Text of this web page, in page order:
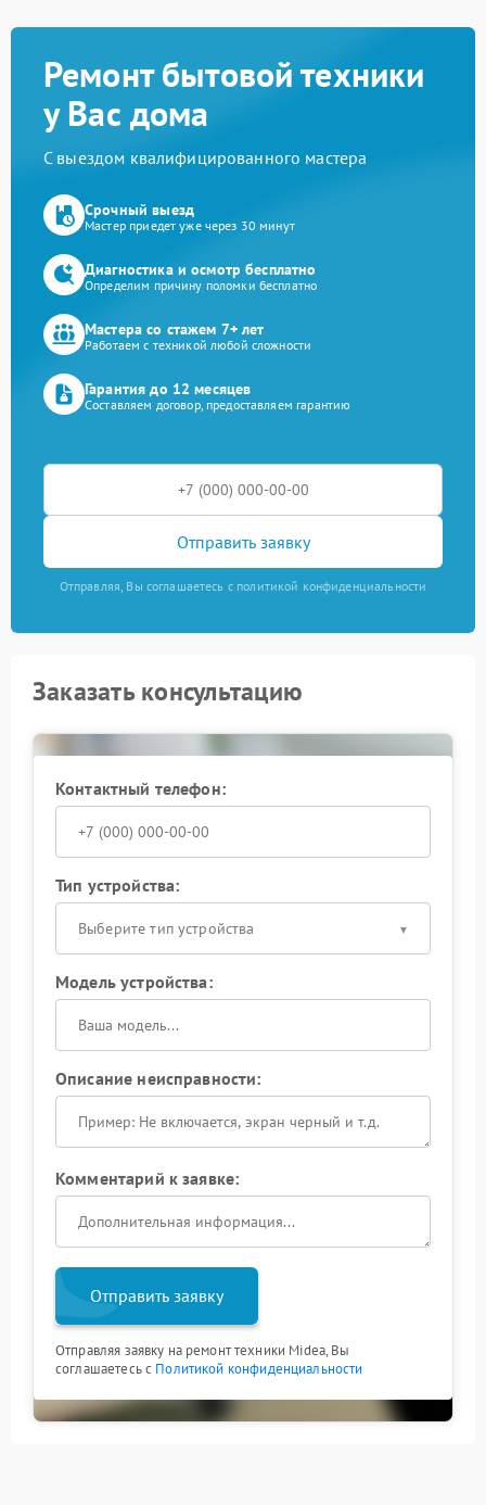
Ремонт бытовой техники
у Вас дома
С выездом квалифицированного мастера
Срочный выезд
Мастер приедет уже через 30 минут
Диагностика и осмотр бесплатно
Определим причину поломки бесплатно
Мастера со стажем 7+ лет
Работаем с техникой любой сложности
Гарантия до 12 месяцев
Составляем договор, предоставляем гарантию
Отправить заявку
Отправляя, Вы соглашаетесь с политикой конфиденциальности
Заказать консультацию
Контактный телефон:
Тип устройства:
Выберите тип устройства
Модель устройства:
Описание неисправности:
Комментарий к заявке:
Отправить заявку
Отправляя заявку на ремонт техники Midea, Вы
соглашаетесь с Политикой конфиденциальности